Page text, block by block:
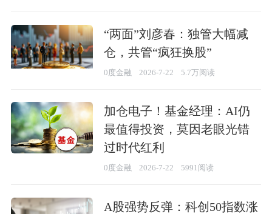
“两面”刘彦春：独管大幅减
仓，共管“疯狂换股”
0度金融 2026-7-22 5.7万阅读
加仓电子！基金经理：AI仍
最值得投资，莫因老眼光错
过时代红利
0度金融 2026-7-22 5991阅读
A股强势反弹：科创50指数涨